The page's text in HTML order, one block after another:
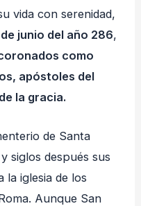
vida con serenidad,
de junio del año 286,
como
apóstoles del
la gracia.
de Santa
siglos después sus
la iglesia de los
Aunque San